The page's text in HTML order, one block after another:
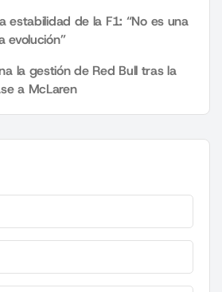
estabilidad de la F1: “No es una
evolución”
la gestión de Red Bull tras la
a McLaren